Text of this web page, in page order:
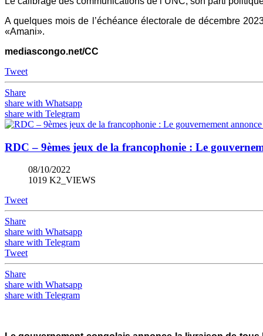
A quelques mois de l’échéance électorale de décembre
«Amani».
mediascongo.net/CC
Tweet
Share
share with Whatsapp
share with Telegram
RDC – 9èmes jeux de la francophonie : Le
08/10/2022
1019 K2_VIEWS
Tweet
Share
share with Whatsapp
share with Telegram
Tweet
Share
share with Whatsapp
share with Telegram